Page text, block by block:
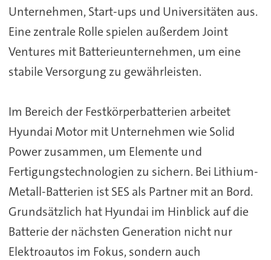
Unternehmen, Start-ups und Universitäten aus.
Eine zentrale Rolle spielen außerdem Joint
Ventures mit Batterieunternehmen, um eine
stabile Versorgung zu gewährleisten.
Im Bereich der Festkörperbatterien arbeitet
Hyundai Motor mit Unternehmen wie Solid
Power zusammen, um Elemente und
Fertigungstechnologien zu sichern. Bei Lithium-
Metall-Batterien ist SES als Partner mit an Bord.
Grundsätzlich hat Hyundai im Hinblick auf die
Batterie der nächsten Generation nicht nur
Elektroautos im Fokus, sondern auch